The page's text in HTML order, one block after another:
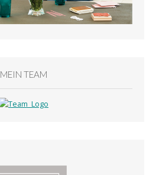
MEIN TEAM